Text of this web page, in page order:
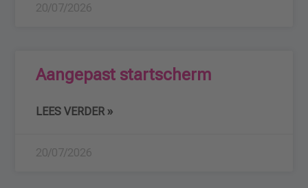
20/07/2026
Aangepast startscherm
LEES VERDER »
20/07/2026